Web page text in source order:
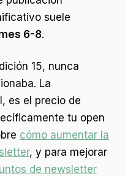
suele
6-8.
15, nunca
La
es el precio de
tu open
cómo aumentar la
, y para mejorar
de newsletter